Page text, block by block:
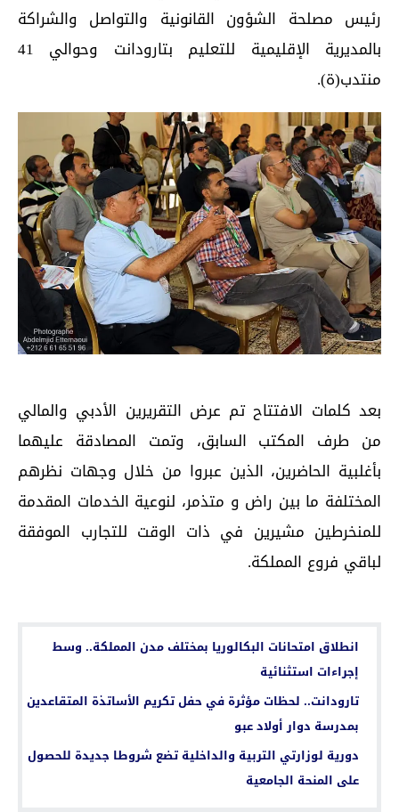
رئيس مصلحة الشؤون القانونية والتواصل والشراكة
بالمديرية الإقليمية للتعليم بتارودانت وحوالي 41
منتدب(ة).
بعد كلمات الافتتاح تم عرض التقريرين الأدبي والمالي
من طرف المكتب السابق، وتمت المصادقة عليهما
بأغلبية الحاضرين، الذين عبروا من خلال وجهات نظرهم
المختلفة ما بين راض و متذمر، لنوعية الخدمات المقدمة
للمنخرطين مشيرين في ذات الوقت للتجارب الموفقة
لباقي فروع المملكة.
انطلاق امتحانات البكالوريا بمختلف مدن المملكة.. وسط
إجراءات استثنائية
تارودانت.. لحظات مؤثرة في حفل تكريم الأساتذة المتقاعدين
بمدرسة دوار أولاد عبو
دورية لوزارتي التربية والداخلية تضع شروطا جديدة للحصول
على المنحة الجامعية